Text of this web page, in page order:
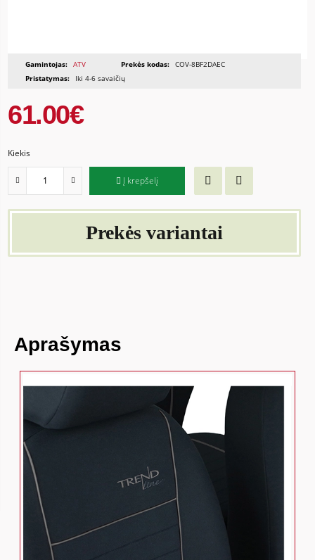
Gamintojas: ATV Prekės kodas: COV-8BF2DAEC
Pristatymas:
Iki 4-6 savaičių
61.00€
Kiekis
Į krepšelį
Prekės variantai
Aprašymas